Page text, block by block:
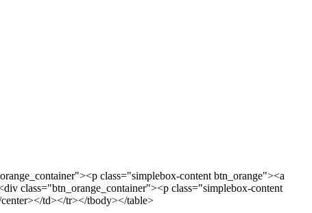
class="simplebox-content btn_orange"><a
class="btn_orange_container"><p class="simplebox-content
td></tr></tbody></table>